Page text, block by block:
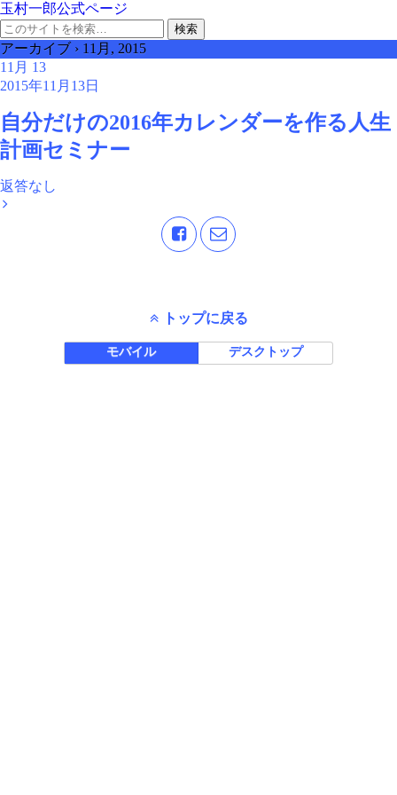
玉村一郎公式ページ
アーカイブ › 11月, 2015
11月 13
2015年11月13日
自分だけの2016年カレンダーを作る人生
計画セミナー
返答なし
トップに戻る
モバイル デスクトップ